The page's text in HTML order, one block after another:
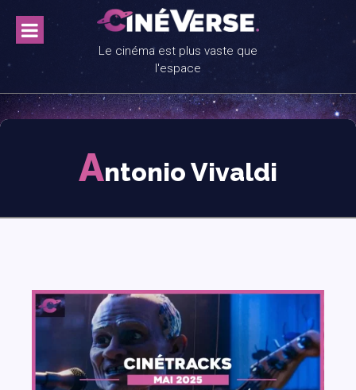
content
Le cinéma est plus vaste que
l'espace
Antonio Vivaldi